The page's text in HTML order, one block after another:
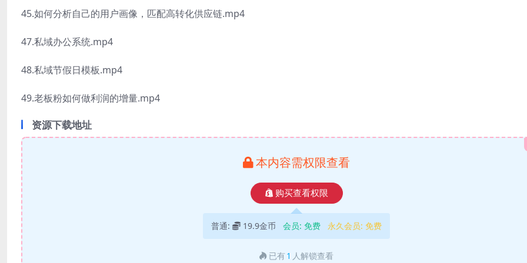
45.如何分析自己的用户画像，匹配高转化供应链.mp4
47.私域办公系统.mp4
48.私域节假日模板.mp4
49.老板粉如何做利润的增量.mp4
资源下载地址
本内容需权限查看
购买查看权限
普通: 19.9金币 会员: 免费 永久会员: 免费
已有 1 人解锁查看